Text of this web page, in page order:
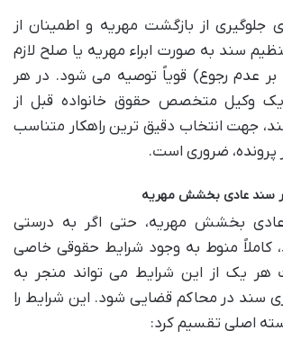
جلوگیری از بازگشت مهریه و اطمینان از
سند به صورت ابراء مهریه یا صلح لازم
بر عدم رجوع) قویاً توصیه می شود. در هر
یک وکیل متخصص حقوق خانواده قبل از
جهت انتخاب دقیق ترین راهکار متناسب
ضروری است.
سند عادی بخشش مهریه
بخشش مهریه، حتی اگر به درستی
کاملاً منوط به وجود شرایط حقوقی خاصی
یک از این شرایط می تواند منجر به
سند در محاکم قضایی شود. این شرایط را
اصلی تقسیم کرد: